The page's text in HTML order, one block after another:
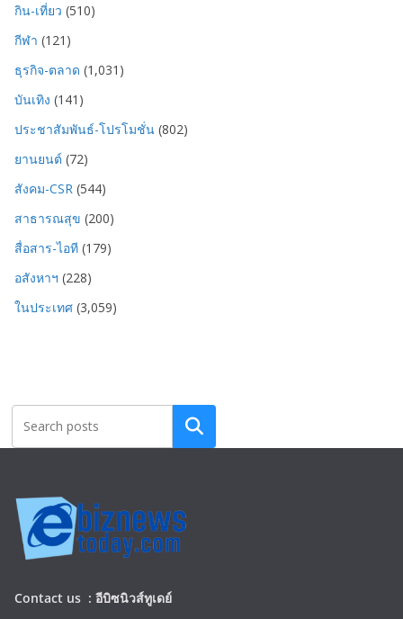
กิน-เที่ยว (510)
กีฬา (121)
ธุรกิจ-ตลาด (1,031)
บันเทิง (141)
ประชาสัมพันธ์-โปรโมชั่น (802)
ยานยนต์ (72)
สังคม-CSR (544)
สาธารณสุข (200)
สื่อสาร-ไอที (179)
อสังหาฯ (228)
ในประเทศ (3,059)
Search
Contact us : อีบิซนิวส์ทูเดย์